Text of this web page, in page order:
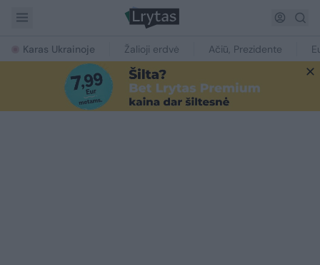
Karas Ukrainoje Žalioji erdvė Ačiū, Prezidente